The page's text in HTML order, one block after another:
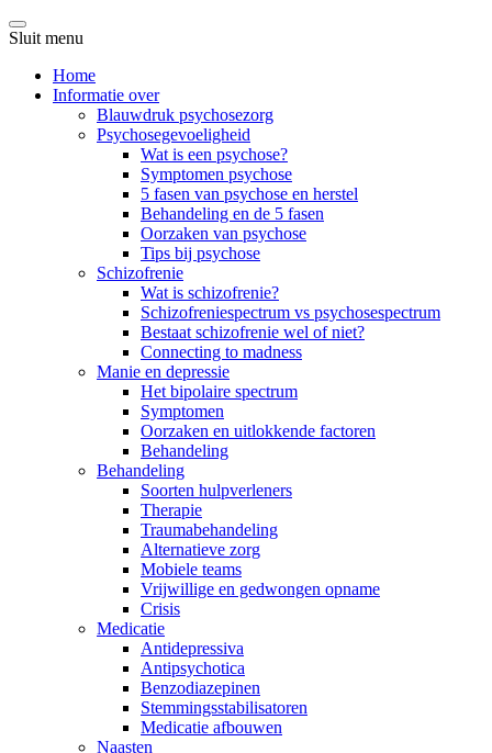
Sluit menu
Home
Informatie over
Blauwdruk psychosezorg
Psychosegevoeligheid
Wat is een psychose?
Symptomen psychose
5 fasen van psychose en herstel
Behandeling en de 5 fasen
Oorzaken van psychose
Tips bij psychose
Schizofrenie
Wat is schizofrenie?
Schizofreniespectrum vs psychosespectrum
Bestaat schizofrenie wel of niet?
Connecting to madness
Manie en depressie
Het bipolaire spectrum
Symptomen
Oorzaken en uitlokkende factoren
Behandeling
Behandeling
Soorten hulpverleners
Therapie
Traumabehandeling
Alternatieve zorg
Mobiele teams
Vrijwillige en gedwongen opname
Crisis
Medicatie
Antidepressiva
Antipsychotica
Benzodiazepinen
Stemmingsstabilisatoren
Medicatie afbouwen
Naasten